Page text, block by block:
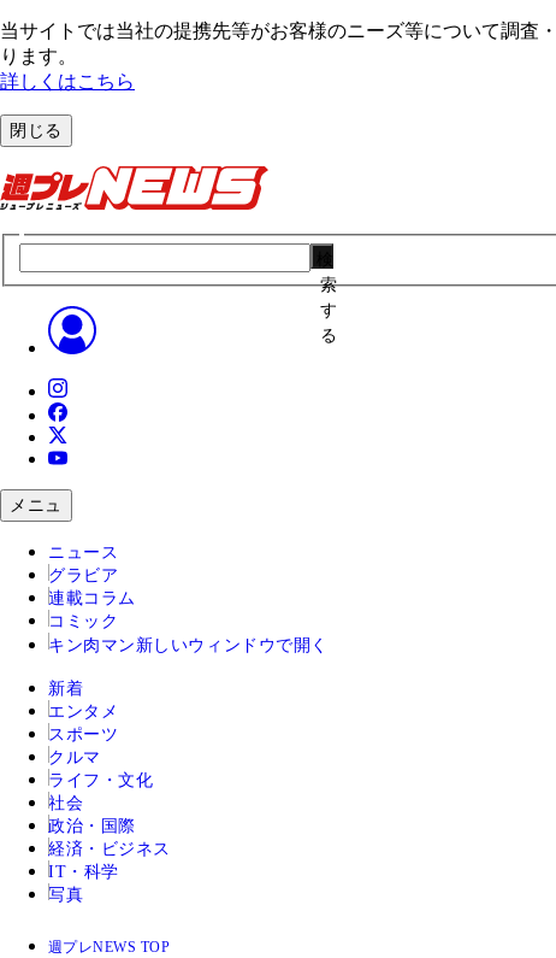
当サイトでは当社の提携先等がお客様のニーズ等について調査
ります。
詳しくはこちら
閉じる
索
す
る
メニュ
ニュース
グラビア
連載コラム
コミック
キン肉マン 新しいウィンドウで開く
新着
エンタメ
スポーツ
クルマ
ライフ・文化
社会
政治・国際
経済・ビジネス
IT・科学
写真
週プレNEWS TOP